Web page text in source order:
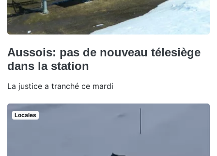
Aussois: pas de nouveau télesiège
dans la station
La justice a tranché ce mardi
Locales